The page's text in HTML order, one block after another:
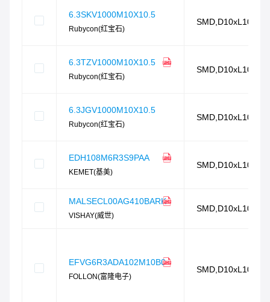
6.3SKV1000M10X10.5
Rubycon(红宝石)
6.3TZV1000M10X10.5
Rubycon(红宝石)
6.3JGV1000M10X10.5
Rubycon(红宝石)
EDH108M6R3S9PAA
KEMET(基美)
MALSECL00AG410BARK
VISHAY(威世)
EFVG6R3ADA102M10B0
FOLLON(富隆电子)